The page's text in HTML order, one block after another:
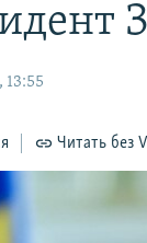
13:55
Читать без